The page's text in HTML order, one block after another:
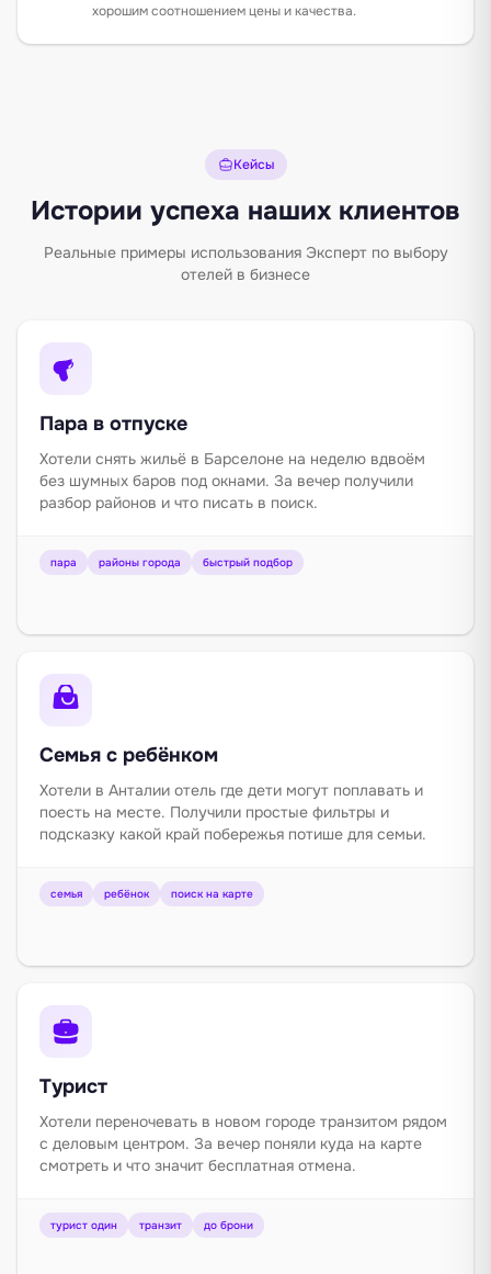
хорошим соотношением цены и качества.
Кейсы
Истории успеха наших клиентов
Реальные примеры использования Эксперт по выбору
отелей в бизнесе
Пара в отпуске
Хотели снять жильё в Барселоне на неделю вдвоём
без шумных баров под окнами. За вечер получили
разбор районов и что писать в поиск.
пара районы города быстрый подбор
Семья с ребёнком
Хотели в Анталии отель где дети могут поплавать и
поесть на месте. Получили простые фильтры и
подсказку какой край побережья потише для семьи.
семья ребёнок поиск на карте
Турист
Хотели переночевать в новом городе транзитом рядом
с деловым центром. За вечер поняли куда на карте
смотреть и что значит бесплатная отмена.
турист один транзит до брони